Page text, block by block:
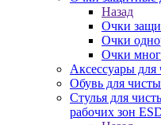
Назад
Очки
Очки
Очки
Аксессуары
Обувь для
Стулья для
рабочих зон